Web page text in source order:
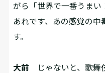
がら「世界で一番うまい
あれです、あの感覚の中
す。
大前 じゃないと、歌舞